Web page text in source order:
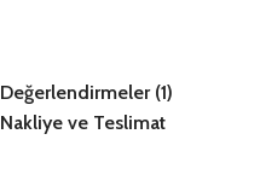
Değerlendirmeler (1)
Nakliye ve Teslimat